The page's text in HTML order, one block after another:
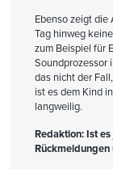
Ebenso zeigt die
Tag hinweg
zum Beispiel für
Soundprozessor
das nicht der
ist es dem Kind
langweilig.
Redaktion: Ist